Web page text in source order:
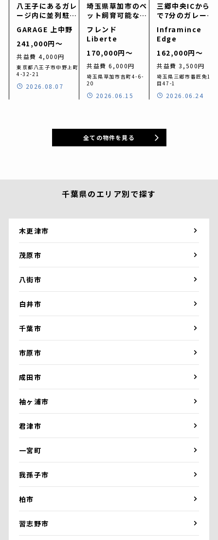
八王子にあるガレ
ージ内に並列駐車
可能なガレージハ
ウス「GARAGE
上中野」
GARAGE 上中野
241,000円〜
共益費 4,000円
東京都八王子市中野上町
4-32-21
2026.08.07
埼玉県草加市のペ
ット飼育可能なガ
レージハウス「フ
レンド Liberte
(リベルテ)」
フレンド
Liberte
170,000円〜
共益費 6,000円
埼玉県草加市吉町4-6-
20
2026.06.15
三郷中央ICから車
で7分のガレージ
nce Edge（アン
フラマンス エッ
ジ」
Inframince
Edge
162,000円〜
共益費 3,500円
埼玉県三郷市番匠免1丁
目47-1
2026.06.24
全ての物件を見る
千葉県のエリア別で探す
木更津市
茂原市
八街市
白井市
千葉市
市原市
成田市
袖ヶ浦市
君津市
一宮町
我孫子市
柏市
習志野市